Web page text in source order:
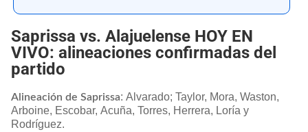
Saprissa vs. Alajuelense HOY EN
VIVO: alineaciones confirmadas del
partido
Alineación de Saprissa: Alvarado; Taylor, Mora, Waston,
Arboine, Escobar, Acuña, Torres, Herrera, Loría y
Rodríguez.